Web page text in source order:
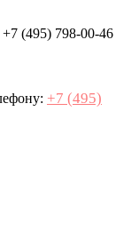
(495) 798-00-46
+7 (495)